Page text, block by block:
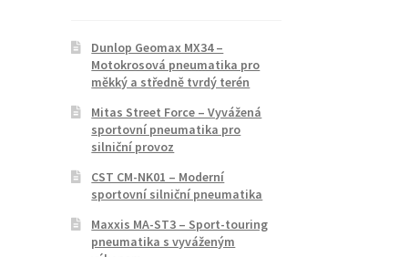
Dunlop Geomax MX34 –
Motokrosová pneumatika pro
měkký a středně tvrdý terén
Mitas Street Force – Vyvážená
sportovní pneumatika pro
silniční provoz
CST CM-NK01 – Moderní
sportovní silniční pneumatika
Maxxis MA-ST3 – Sport-touring
pneumatika s vyváženým